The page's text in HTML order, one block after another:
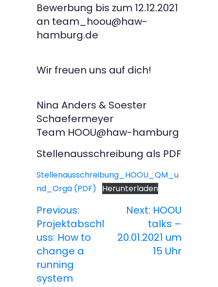
Bewerbung bis zum 12.12.2021
an team_hoou@haw-
hamburg.de
Wir freuen uns auf dich!
Nina Anders & Soester
Schaefermeyer
Team HOOU@haw-hamburg
Stellenausschreibung als PDF
Stellenausschreibung_HOOU_QM_u
nd_Orga (PDF)
Herunterladen
B
e
i
t
Previous:
Projektabschl
uss: How to
change a
running
system
Next: HOOU
talks –
20.01.2021 um
15 Uhr